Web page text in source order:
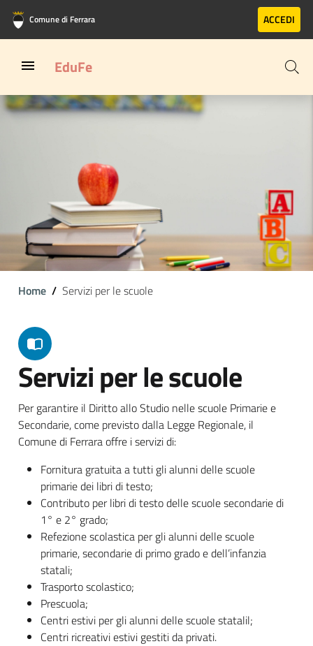
Vai al contenuto principale
Vai al footer
Comune di Ferrara ACCEDI
EduFe
Home Servizi per le scuole
Servizi per le scuole
Per garantire il Diritto allo Studio nelle scuole Primarie e
Secondarie, come previsto dalla Legge Regionale, il
Comune di Ferrara offre i servizi di:
Fornitura gratuita a tutti gli alunni delle scuole
primarie dei libri di testo;
Contributo per libri di testo delle scuole secondarie di
1° e 2° grado;
Refezione scolastica per gli alunni delle scuole
primarie, secondarie di primo grado e dell’infanzia
statali;
Trasporto scolastico;
Prescuola;
Centri estivi per gli alunni delle scuole statalil;
Centri ricreativi estivi gestiti da privati.